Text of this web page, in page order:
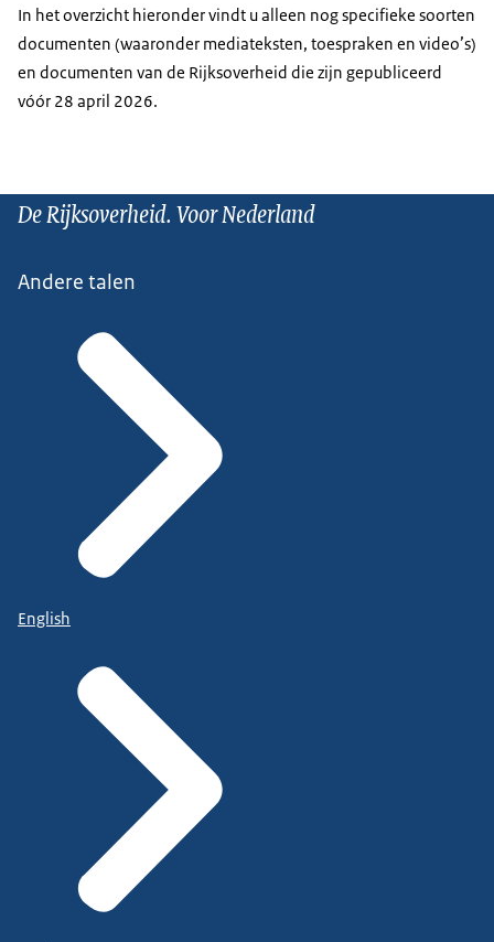
In het overzicht hieronder vindt u alleen nog specifieke soorten
documenten (waaronder mediateksten, toespraken en video’s)
en documenten van de Rijksoverheid die zijn gepubliceerd
vóór 28 april 2026.
De Rijksoverheid. Voor Nederland
Andere talen
English